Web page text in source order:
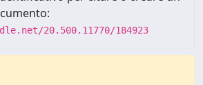
20.500.11770/184923